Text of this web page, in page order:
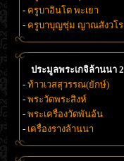
- ครูบาอินโต พะเยา
- ครูบาบุญชุ่ม ญาณสังวโร
ประมูลพระเกจิล้านนา 2
- ท้าวเวสสุวรรณ(ยักษ์)
- พระวัดพระสิงห์
- พระเครื่องวัดพันอ้น
- เครื่องรางล้านนา